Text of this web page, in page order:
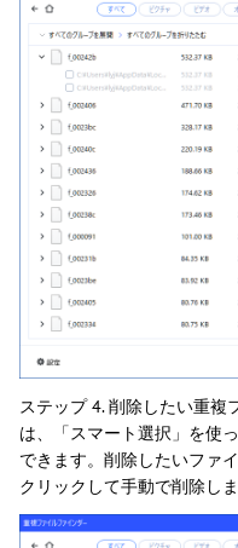
ステップ 4. 削除したい重複
は、「スマート選択」を使
できます。削除したいファ
クリックして手動で削除しま